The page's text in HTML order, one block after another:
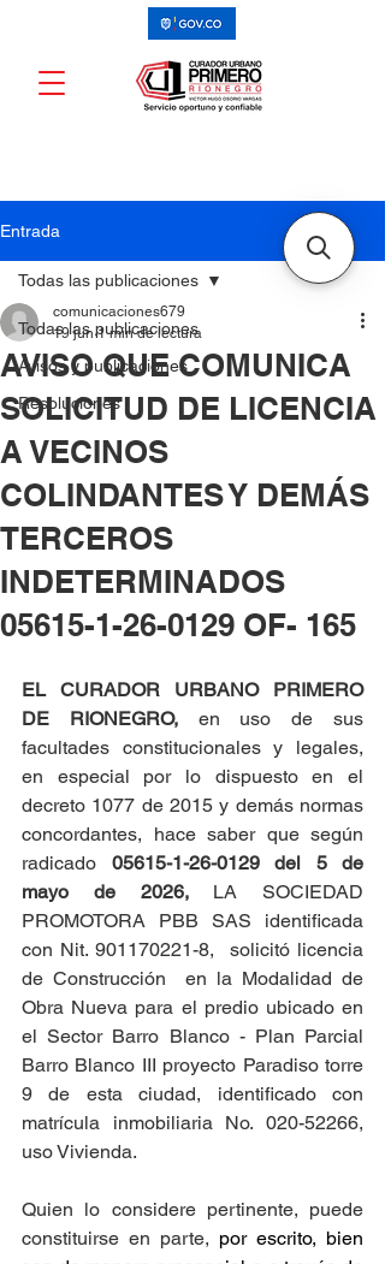
Entrada
Todas las publicaciones
Avisos y publicaciones
Resoluciones
Todas las publicaciones
AVISO QUE COMUNICA
SOLICITUD DE LICENCIA
A VECINOS
COLINDANTES Y DEMÁS
TERCEROS
INDETERMINADOS
05615-1-26-0129 OF- 165
comunicaciones679
19 jun 1 min de lectura
EL CURADOR URBANO PRIMERO
DE RIONEGRO, en uso de sus
facultades constitucionales y legales,
en especial por lo dispuesto en el
decreto 1077 de 2015 y demás normas
concordantes, hace saber que según
radicado 05615-1-26-0129 del
5 de
mayo de 2026, LA SOCIEDAD
PROMOTORA PBB SAS identificada
con Nit. 901170221-8,  solicitó licencia
de Construcción  en la Modalidad de
Obra Nueva para el predio ubicado en
el Sector Barro Blanco - Plan Parcial
Barro Blanco III proyecto Paradiso torre
9 de esta ciudad, identificado con
matrícula inmobiliaria No. 020-52266,
uso Vivienda.
Quien lo considere pertinente, puede
constituirse en parte, por escrito, bien